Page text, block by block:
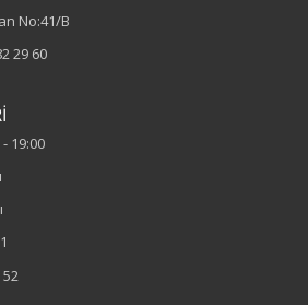
No:41/B
29 60
19:00
52